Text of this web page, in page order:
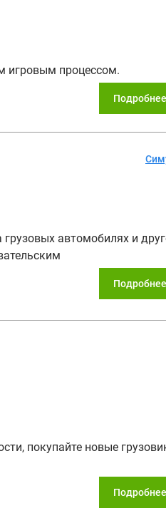
игровым процессом.
Подробнее
автомобилях и
Подробнее
покупайте новые
Подробнее